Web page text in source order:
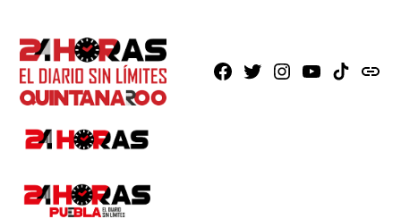
Facebook
X Instagram
YoutubeTikTokissuu